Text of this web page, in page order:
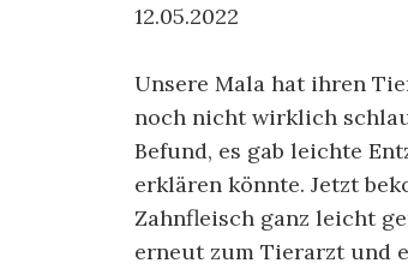
12.05.2022
Unsere Mala hat ihren
noch nicht wirklich
Befund, es gab leichte
erklären könnte. Jetzt
Zahnfleisch ganz leicht
erneut zum Tierarzt und